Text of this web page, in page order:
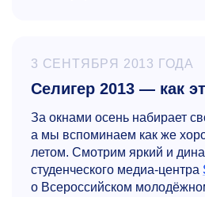
3 СЕНТЯБРЯ 2013 ГОДА
Селигер 2013 — как
За окнами осень набирает
а мы вспоминаем как же
летом. Смотрим яркий и
студенческого медиа-центра
о Всероссийском